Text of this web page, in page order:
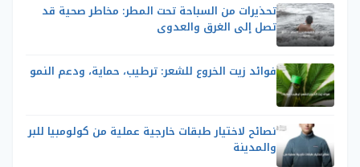
تحذيرات من السباحة تحت المطر: مخاطر صحية قد
تصل إلى الغرق والعدوى
فوائد زيت الخروع للشعر: ترطيب، حماية، ودعم النمو
نصائح لاختيار طبقات خارجية عملية من كولومبيا للبر
والمدينة